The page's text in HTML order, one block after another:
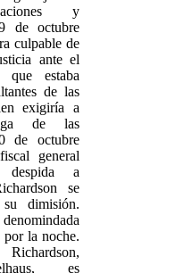
y
de octubre
culpable de
ante el
estaba
de las
exigiría a
de las
de octubre
general
despida a
se
dimisión.
por la noche.
es